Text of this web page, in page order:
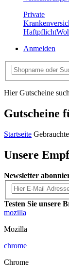
Private
Haftpflicht
Anmelden
Hier Gutscheine
Gutscheine
Startseite
Unsere
Newsletter
Testen Sie unsere
mozilla
Mozilla
chrome
Chrome